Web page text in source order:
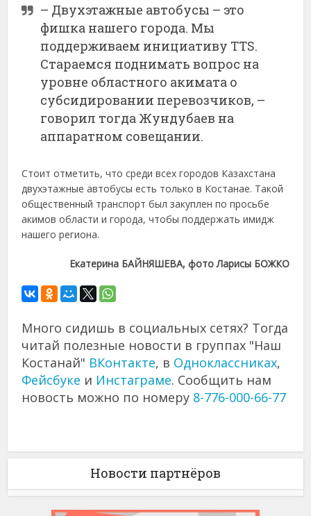
– Двухэтажные автобусы – это
фишка нашего города. Мы
поддерживаем инициативу TTS.
Стараемся поднимать вопрос на
уровне областного акимата о
субсидировании перевозчиков, –
говорил тогда Жундубаев на
аппаратном совещании.
Стоит отметить, что среди всех городов Казахстана
двухэтажные автобусы есть только в Костанае. Такой
общественный транспорт был закуплен по просьбе
акимов области и города, чтобы поддержать имидж
нашего региона.
Екатерина БАЙНЯШЕВА, фото Ларисы БОЖКО
Много сидишь в социальных сетях? Тогда
читай полезные новости в группах "Наш
Костанай" ВКонтакте, в Одноклассниках,
Фейсбуке и Инстаграме. Сообщить нам
новость можно по номеру 8-776-000-66-77
Новости партнёров